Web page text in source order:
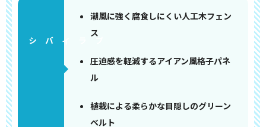
潮風に強く腐食しにくい人工木フェン
ス
圧迫感を軽減するアイアン風格子パネ
ル
植栽による柔らかな目隠しのグリーン
ベルト